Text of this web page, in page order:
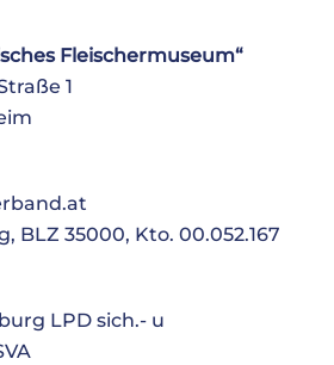
Fleischermuseum“
1
BLZ 35000, Kto. 00.052.167
LPD sich.- u